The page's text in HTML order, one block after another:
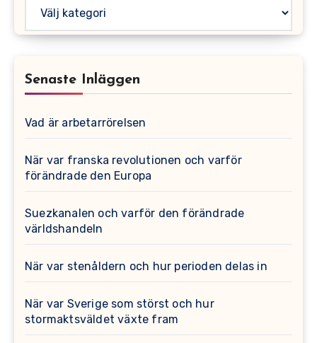
Senaste Inläggen
Vad är arbetarrörelsen
När var franska revolutionen och varför
förändrade den Europa
Suezkanalen och varför den förändrade
världshandeln
När var stenåldern och hur perioden delas in
När var Sverige som störst och hur
stormaktsväldet växte fram